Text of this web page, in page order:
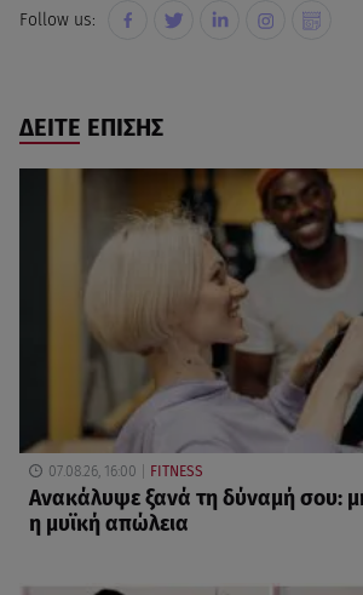
Follow us:
ΔΕΙΤΕ ΕΠΙΣΗΣ
07.08.26, 16:00 FITNESS
Ανακάλυψε ξανά τη δύναμή σου:
η μυϊκή απώλεια